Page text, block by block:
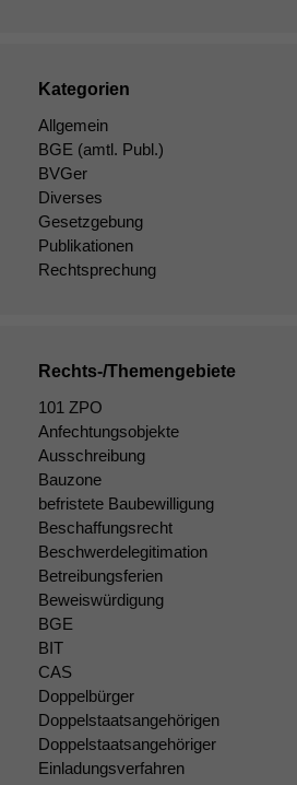
Kategorien
Allgemein
BGE (amtl. Publ.)
BVGer
Diverses
Gesetzgebung
Publikationen
Rechtsprechung
Rechts-/Themengebiete
101 ZPO
Anfechtungsobjekte
Ausschreibung
Bauzone
befristete Baubewilligung
Beschaffungsrecht
Beschwerdelegitimation
Betreibungsferien
Beweiswürdigung
BGE
BIT
CAS
Doppelbürger
Doppelstaatsangehörigen
Doppelstaatsangehöriger
Einladungsverfahren